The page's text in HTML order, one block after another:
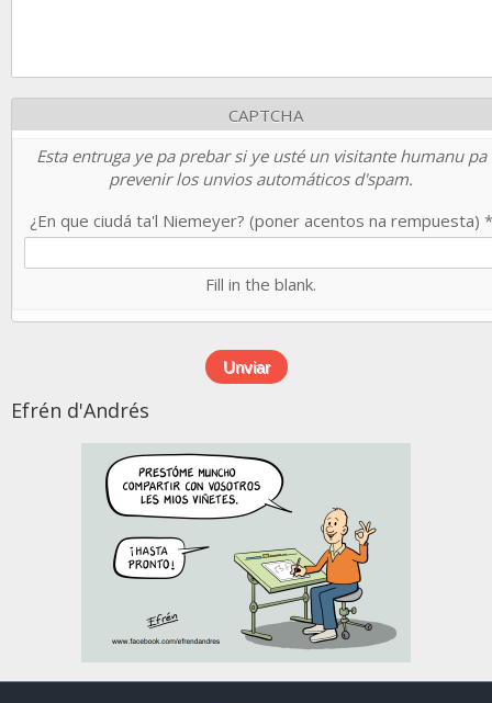
CAPTCHA
Esta entruga ye pa prebar si ye usté un visitante humanu pa
prevenir los unvios automáticos d'spam.
¿En que ciudá ta'l Niemeyer? (poner acentos na rempuesta) *
Fill in the blank.
Efrén d'Andrés